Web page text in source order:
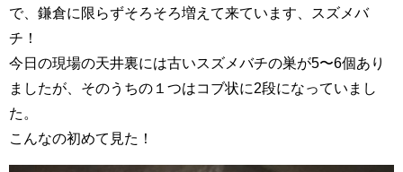
で、鎌倉に限らずそろそろ増えて来ています、スズメバ
チ！
今日の現場の天井裏には古いスズメバチの巣が5〜6個あり
ましたが、そのうちの１つはコブ状に2段になっていまし
た。
こんなの初めて見た！